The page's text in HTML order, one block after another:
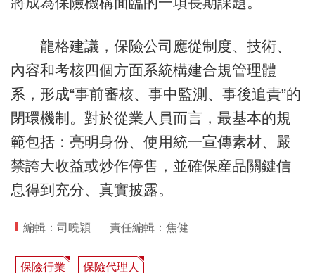
龍格建議，保險公司應從制度、技術、
內容和考核四個方面系統構建合規管理體
系，形成“事前審核、事中監測、事後追責”的
閉環機制。對於從業人員而言，最基本的規
範包括：亮明身份、使用統一宣傳素材、嚴
禁誇大收益或炒作停售，並確保産品關鍵信
息得到充分、真實披露。
編輯：司曉穎 責任編輯：焦健
保險行業 保險代理人